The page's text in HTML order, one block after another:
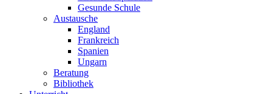
Gesunde Schule
Austausche
England
Frankreich
Spanien
Ungarn
Beratung
Bibliothek